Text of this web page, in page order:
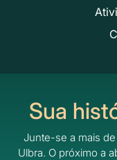
Sua
Junte-se a mais
Ulbra. O próximo a